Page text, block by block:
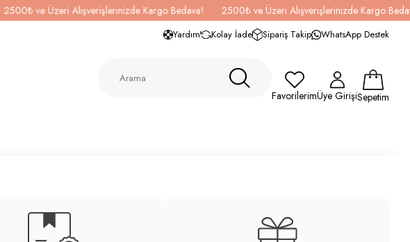
2500₺ ve Üzeri Alışverişlerinizde Kargo Bedava! 2500₺ ve Üzeri Alışverişlerinizde Kargo
Yardım Kolay İade Sipariş Takip WhatsApp Destek
FavorilerimÜye GirişiSepetim